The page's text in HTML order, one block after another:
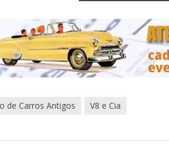
de Carros Antigos V8 e Cia